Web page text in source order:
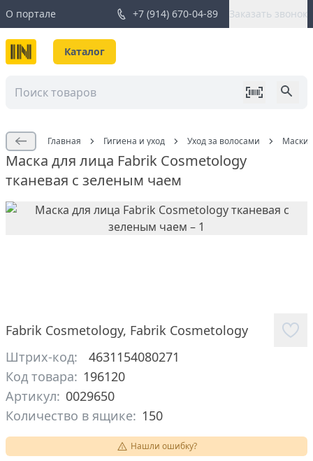
О портале +7 (914) 670-04-89 Заказать звонок
Каталог
Главная Гигиена и уход Уход за волосами Маски
Маска для лица Fabrik Cosmetology
тканевая с зеленым чаем
Fabrik Cosmetology, Fabrik Cosmetology
Штрих-код:
4631154080271
Код товара: 196120
Артикул: 0029650
Количество в ящике: 150
Нашли ошибку?